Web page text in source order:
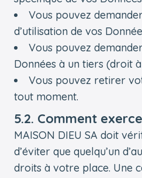
Vous pouvez
d’utilisation de vos
Vous pouvez
Données à un tiers (droit
Vous pouvez retirer
tout moment.
5.2. Comment
MAISON DIEU SA doit
d’éviter que quelqu’un
droits à votre place. Une